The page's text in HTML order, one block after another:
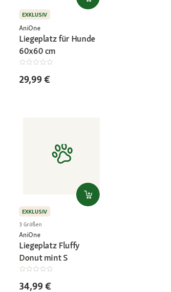
EXKLUSIV
AniOne
Liegeplatz für Hunde
60x60 cm
29,99 €
EXKLUSIV
3 Größen
AniOne
Liegeplatz Fluffy
Donut mint S
34,99 €